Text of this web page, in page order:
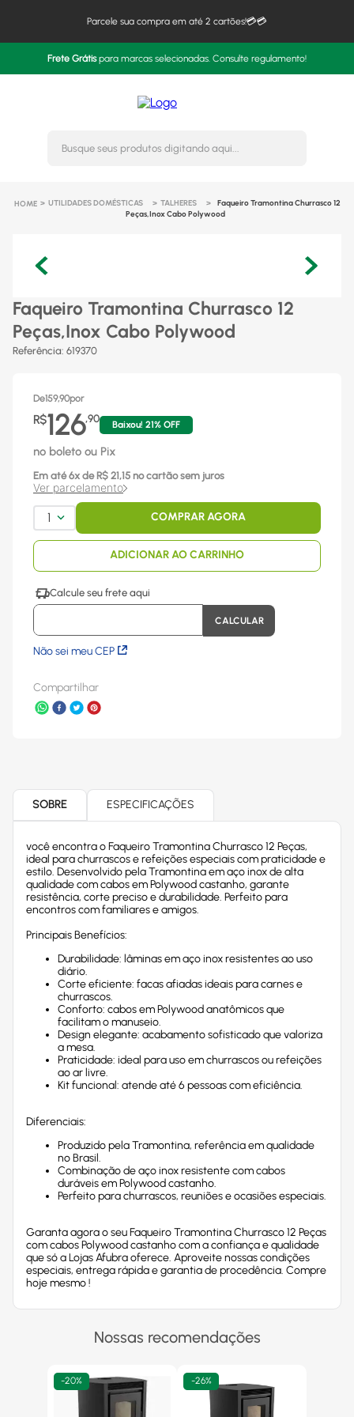
Parcele sua compra em até 2 cartões!💳💳
Frete Grátispara marcas selecionadas. Consulte regulamento!
Busque seus produtos
UTILIDADES DOMÉSTICAS TALHERES
Faqueiro Tramontina Churrasco 12
Peças,Inox Cabo Polywood
Faqueiro Tramontina Churrasco 12
Peças,Inox Cabo Polywood
Referência: 619370
De159,90por
R$126,90
Baixou! 21% OFF
no boleto ou Pix
Em até 6x de R$ 21,15 no cartão sem juros
Ver parcelamento
1 COMPRAR AGORA
ADICIONAR AO CARRINHO
Não sei meu CEP
Compartilhar
SOBRE ESPECIFICAÇÕES
você encontra o Faqueiro Tramontina Churrasco 12 Peças,
ideal para churrascos e refeições especiais com praticidade e
estilo. Desenvolvido pela Tramontina em aço inox de alta
qualidade com cabos em Polywood castanho, garante
resistência, corte preciso e durabilidade. Perfeito para
encontros com familiares e amigos.
Principais Benefícios:
Durabilidade: lâminas em aço inox resistentes ao uso
diário.
Corte eficiente: facas afiadas ideais para carnes e
churrascos.
Conforto: cabos em Polywood anatômicos que
facilitam o manuseio.
Design elegante: acabamento sofisticado que valoriza
a mesa.
Praticidade: ideal para uso em churrascos ou refeições
ao ar livre.
Kit funcional: atende até 6 pessoas com eficiência.
Diferenciais:
Produzido pela Tramontina, referência em qualidade
no Brasil.
Combinação de aço inox resistente com cabos
duráveis em Polywood castanho.
Perfeito para churrascos, reuniões e ocasiões especiais.
Garanta agora o seu Faqueiro Tramontina Churrasco 12 Peças
com cabos Polywood castanho com a confiança e qualidade
que só a Lojas Afubra oferece. Aproveite nossas condições
especiais, entrega rápida e garantia de procedência. Compre
hoje mesmo !
Nossas recomendações
-20% -26%